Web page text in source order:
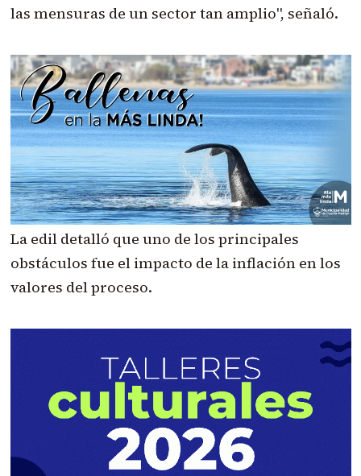
las mensuras de un sector tan amplio", señaló.
La edil detalló que uno de los principales
obstáculos fue el impacto de la inflación en los
valores del proceso.